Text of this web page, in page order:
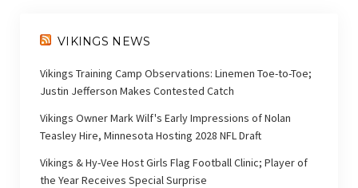
VIKINGS NEWS
Vikings Training Camp Observations: Linemen Toe-to-Toe;
Justin Jefferson Makes Contested Catch
Vikings Owner Mark Wilf's Early Impressions of Nolan
Teasley Hire, Minnesota Hosting 2028 NFL Draft
Vikings & Hy-Vee Host Girls Flag Football Clinic; Player of
the Year Receives Special Surprise